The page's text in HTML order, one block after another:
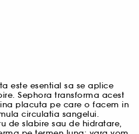
este esential sa se aplice
Sephora transforma acest
placuta pe care o facem in
circulatia sangelui.
de slabire sau de hidratare,